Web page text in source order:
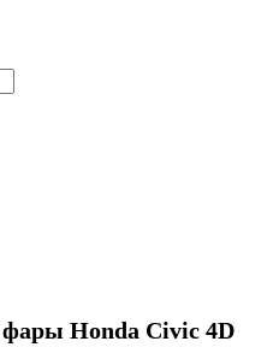
Honda Civic 4D